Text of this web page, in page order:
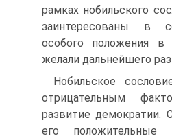
рамках нобильского
заинтересованы в
особого положения в
желали дальнейшего
Нобильское
отрицательным
развитие демократии.
его положительные